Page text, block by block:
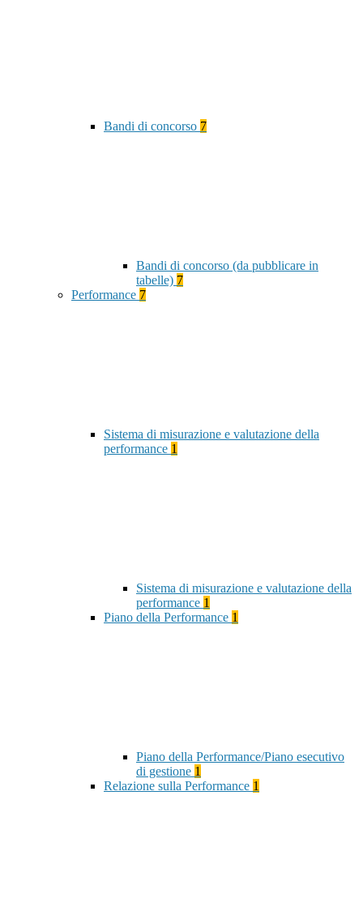
Bandi di concorso 7
Bandi di concorso (da pubblicare in
tabelle) 7
Performance 7
Sistema di misurazione e valutazione della
performance 1
Sistema di misurazione e valutazione della
performance 1
Piano della Performance 1
Piano della Performance/Piano esecutivo
di gestione 1
Relazione sulla Performance 1